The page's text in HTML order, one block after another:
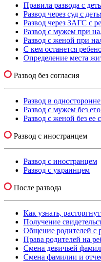
Правила развода с
Развод через суд с
Развод через ЗАГС с
Развод с мужем при
Развод с женой при
С кем останется
Определение места
Развод без согласия
Развод в
Развод с мужем без
Развод с женой без ее
Развод с иностранцем
Развод с иностранцем
Развод с украинцем
После развода
Как узнать,
Получение
Общение родителей с
Права родителей на
Смена девичьей
Смена фамилии и